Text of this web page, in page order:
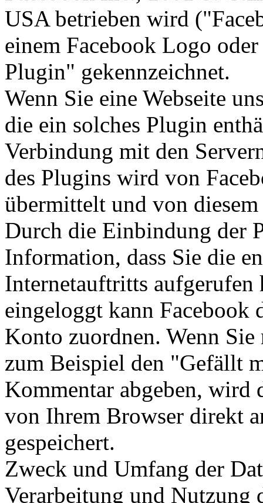
USA betrieben wird
einem Facebook Logo
Plugin" gekennzeichnet.
Wenn Sie eine Webseite
die ein solches Plugin
Verbindung mit den
des Plugins wird von
übermittelt und von
Durch die Einbindung der
Information, dass Sie die
Internetauftritts aufgerufen
eingeloggt kann Facebook
Konto zuordnen. Wenn
zum Beispiel den "Gefällt
Kommentar abgeben, wird
von Ihrem Browser direkt
gespeichert.
Zweck und Umfang der
Verarbeitung und Nutzung